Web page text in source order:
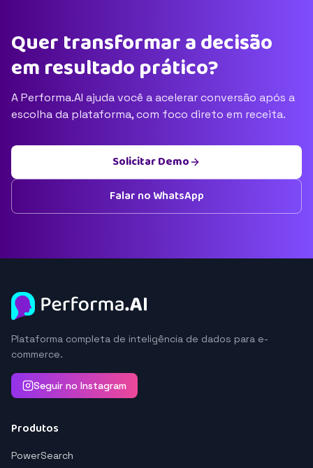
Quer transformar a decisão
em resultado prático?
A Performa.AI ajuda você a acelerar conversão após a
escolha da plataforma, com foco direto em receita.
Solicitar Demo
Falar no WhatsApp
Plataforma completa de inteligência de dados para e-
commerce.
Seguir no Instagram
Produtos
PowerSearch